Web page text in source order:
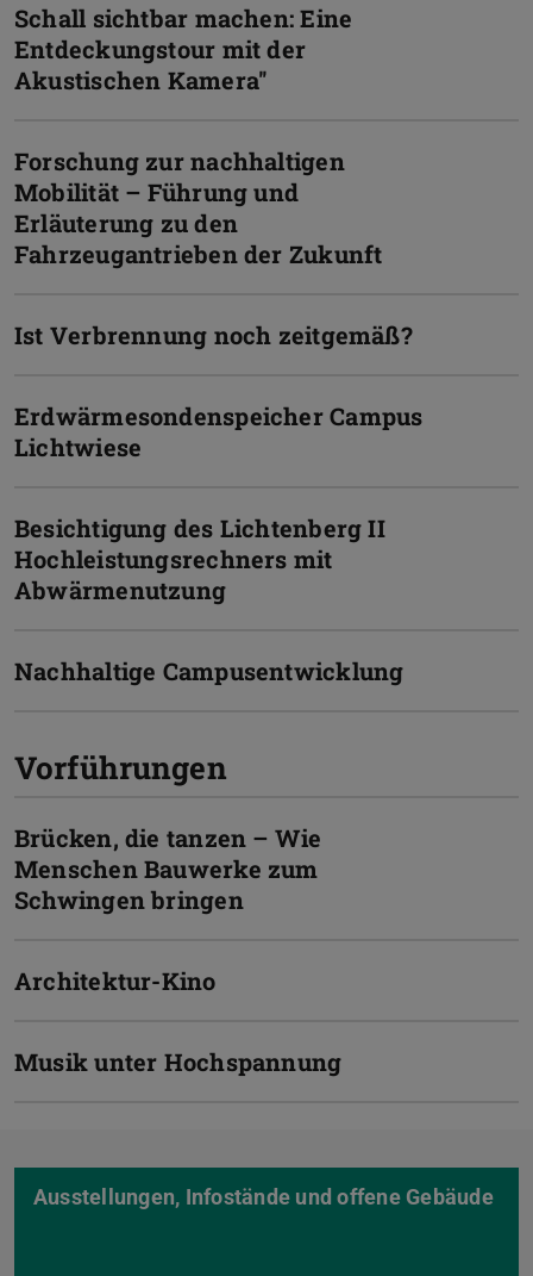
Schall sichtbar machen: Eine
Entdeckungstour mit der
Akustischen Kamera''
Forschung zur nachhaltigen
Mobilität – Führung und
Erläuterung zu den
Fahrzeugantrieben der Zukunft
Ist Verbrennung noch zeitgemäß?
Erdwärmesondenspeicher Campus
Lichtwiese
Besichtigung des Lichtenberg II
Hochleistungsrechners mit
Abwärmenutzung
Nachhaltige Campusentwicklung
Vorführungen
Brücken, die tanzen – Wie
Menschen Bauwerke zum
Schwingen bringen
Architektur-Kino
Musik unter Hochspannung
Ausstellungen, Infostände und offene Gebäude